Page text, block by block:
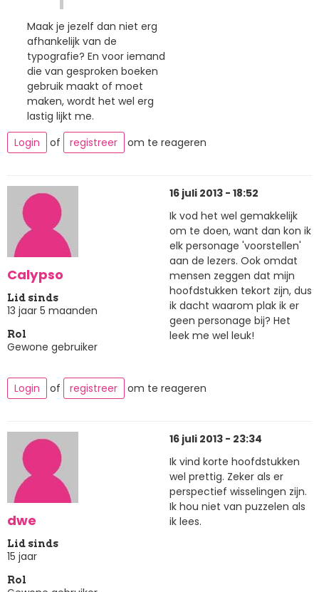
Maak je jezelf dan niet erg
afhankelijk van de
typografie? En voor iemand
die van gesproken boeken
gebruik maakt of moet
maken, wordt het wel erg
lastig lijkt me.
Login
of registreer om te reageren
Calypso
Lid sinds
13 jaar 5 maanden
Rol
Gewone gebruiker
16 juli 2013 - 18:52
Ik vod het wel gemakkelijk
om te doen, want dan kon ik
elk personage 'voorstellen'
aan de lezers. Ook omdat
mensen zeggen dat mijn
hoofdstukken tekort zijn, dus
ik dacht waarom plak ik er
geen personage bij? Het
leek me wel leuk!
Login of registreer om te reageren
dwe
Lid sinds
15 jaar
Rol
16 juli 2013 - 23:34
Ik vind korte hoofdstukken
wel prettig. Zeker als er
perspectief wisselingen zijn.
Ik hou niet van puzzelen als
ik lees.